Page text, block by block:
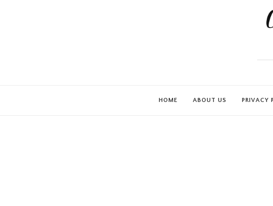
HOME ABOUT US PRIVACY